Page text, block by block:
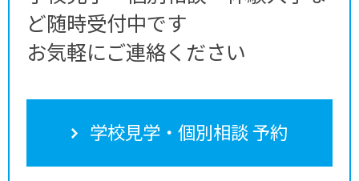
ど随時受付中です
お気軽にご連絡ください
学校見学・個別相談 予約